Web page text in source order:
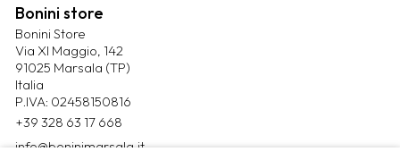
Bonini store
Bonini Store
Via XI Maggio, 142
91025 Marsala (TP)
Italia
P.IVA: 02458150816
+39 328 63 17 668
info@boninimarsala.it